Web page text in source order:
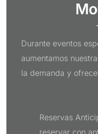
Durante eventos
aumentamos
la demanda y
Reservas
reservar con